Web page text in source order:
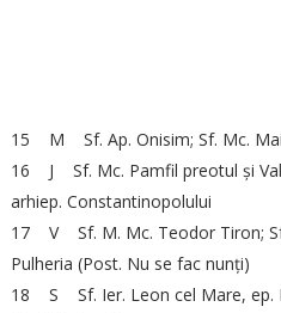
15 M Sf. Ap. Onisim; Sf. Mc.
16 J Sf. Mc. Pamfil preotul și
arhiep. Constantinopolului
17 V Sf. M. Mc. Teodor Tiron;
Pulheria (Post. Nu se fac nunți)
18 S Sf. Ier. Leon cel Mare, ep.